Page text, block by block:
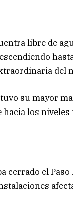
libre de
del
su mayor
los niveles
cerrado el